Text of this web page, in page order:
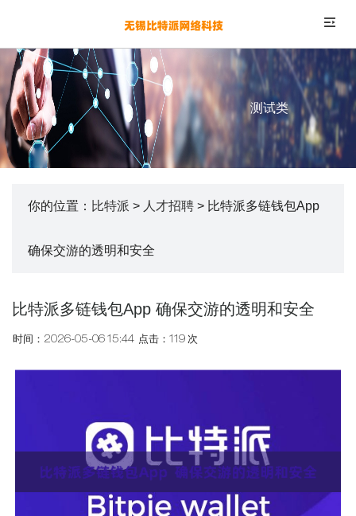
测试类
你的位置： 比特派 > 人才招聘 > 比特派多链钱包App
确保交游的透明和安全
比特派多链钱包App 确保交游的透明和安全
时间：2026-05-06 15:44 点击：119 次